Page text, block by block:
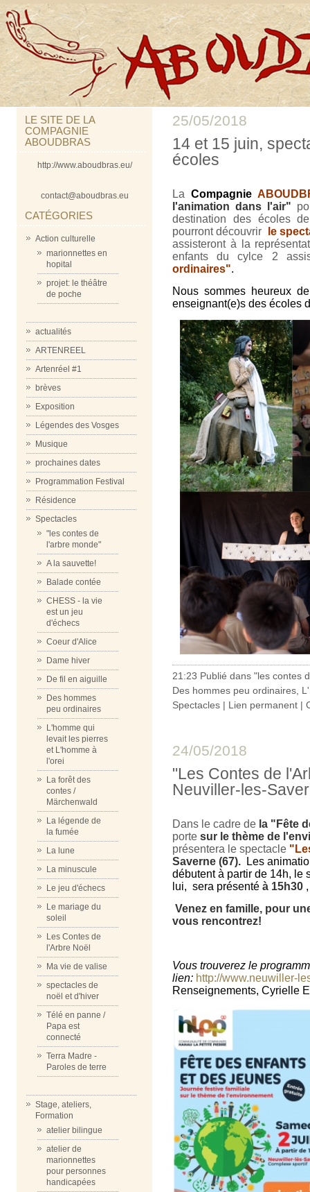
LE SITE DE LA
COMPAGNIE
ABOUDBRAS
http://www.aboudbras.eu/
contact@aboudbras.eu
CATÉGORIES
Action culturelle
marionnettes en
hopital
projet: le théâtre
de poche
actualités
ARTENREEL
Artenréel #1
brèves
Exposition
Légendes des Vosges
Musique
prochaines dates
Programmation Festival
Résidence
Spectacles
"les contes de
l'arbre monde"
A la sauvette!
Balade contée
CHESS - la vie
est un jeu
d'échecs
Coeur d'Alice
Dame hiver
De fil en aiguille
Des hommes
peu ordinaires
L'homme qui
levait les pierres
et L'homme à
l'orei
La forêt des
contes /
Märchenwald
La légende de
la fumée
La lune
La minuscule
Le jeu d'échecs
Le mariage du
soleil
Les Contes de
l'Arbre Noël
Ma vie de valise
spectacles de
noël et d'hiver
Télé en panne /
Papa est
connecté
Terra Madre -
Paroles de terre
Stage, ateliers,
Formation
atelier bilingue
atelier de
marionnettes
pour personnes
handicapées
25/05/2018
14 et 15 juin,
écoles
LaCompagnie
l'animation dans l'air"
destination des écoles
pourront découvrir
le
assisteront à la
enfants du cylce 2
ordinaires".
Nous sommes heureux
enseignant(e)s des écoles
21:23 Publié dans "les contes
Des hommes peu ordinaires
Spectacles | Lien permanent |
24/05/2018
"Les Contes de
Neuviller-les-
Dans le cadre de la "Fête
porte sur le thème de
présentera le spectacle
Saverne (67).
Les
débutent à partir de 14h, le
lui, sera présenté à 15h30
Venez en famille, pour
vous rencontrez!
Vous trouverez le
lien: http://www.neuwiller-
Renseignements, Cyrielle